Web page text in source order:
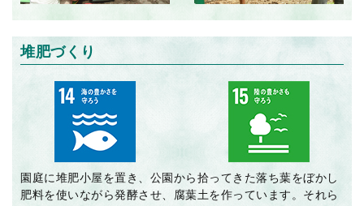
堆肥づくり
園庭に堆肥小屋を置き、公園から拾ってきた落ち葉をぼかし
肥料を使いながら発酵させ、腐葉土を作っています。それら